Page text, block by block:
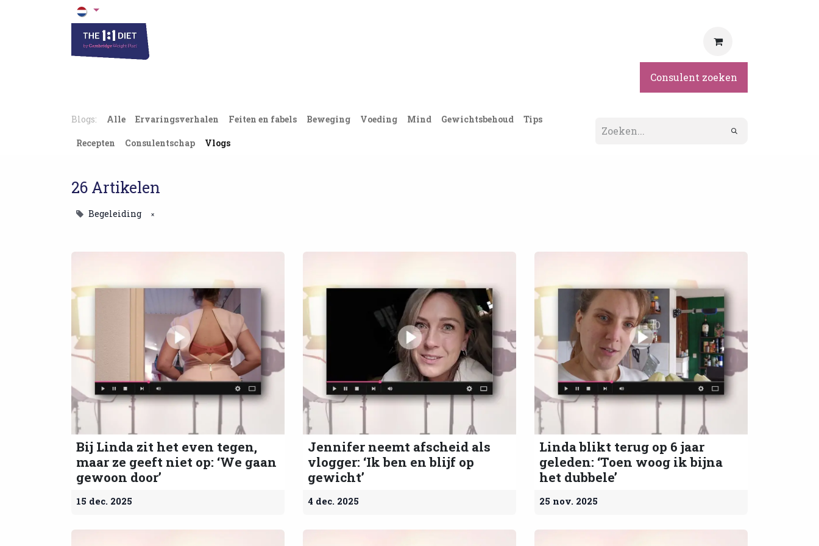
Consulent zoeken
Blogs: Alle Ervaringsverhalen Feiten en fabels Beweging Voeding Mind Gewichtsbehoud Tips
Recepten Consulentschap Vlogs
26 Artikelen
Begeleiding ×
Bij Linda zit het even tegen,
maar ze geeft niet op: ‘We gaan
gewoon door’
15 dec. 2025
Jennifer neemt afscheid als
vlogger: ‘Ik ben en blijf op
gewicht’
4 dec. 2025
Linda blikt terug op 6 jaar
geleden: ‘Toen woog ik bijna
het dubbele’
25 nov. 2025